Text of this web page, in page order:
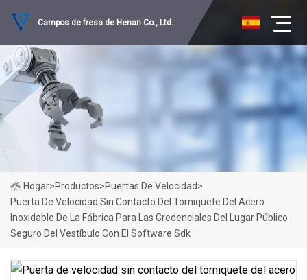
Campos de fresa de Henan Co., Ltd.
Hogar>Productos>Puertas De Velocidad>
Puerta De Velocidad Sin Contacto Del Torniquete Del Acero
Inoxidable De La Fábrica Para Las Credenciales Del Lugar Público
Seguro Del Vestíbulo Con El Software Sdk